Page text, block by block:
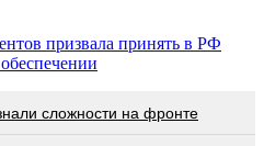
призвала принять в РФ
сложности на фронте